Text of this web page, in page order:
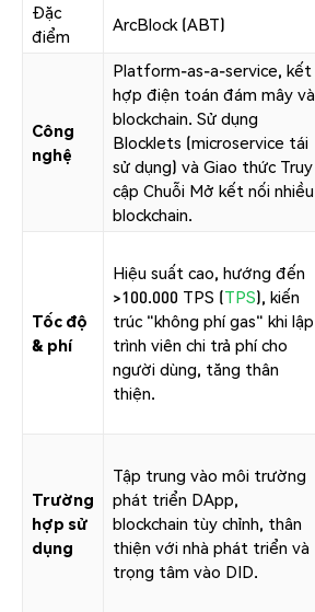
Đặc
điểm
ArcBlock (ABT)
Công
nghệ
Platform-as-a-service, kết
hợp điện toán đám mây và
blockchain. Sử dụng
Blocklets (microservice tái
sử dụng) và Giao thức Truy
cập Chuỗi Mở kết nối nhiều
blockchain.
Tốc độ
& phí
Hiệu suất cao, hướng đến
>100.000 TPS (TPS), kiến
trúc "không phí gas" khi lập
trình viên chi trả phí cho
người dùng, tăng thân
thiện.
Trường
hợp sử
dụng
Tập trung vào môi trường
phát triển DApp,
blockchain tùy chỉnh, thân
thiện với nhà phát triển và
trọng tâm vào DID.